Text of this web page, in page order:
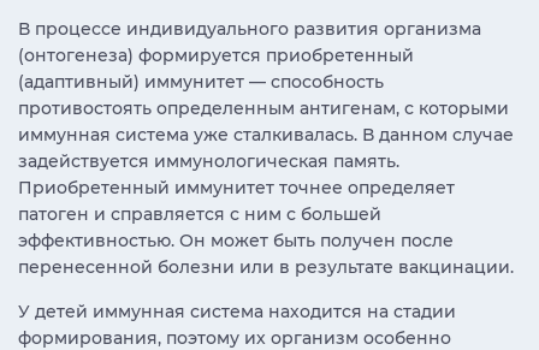
В процессе индивидуального развития организма
(онтогенеза) формируется приобретенный
(адаптивный) иммунитет — способность
противостоять определенным антигенам, с которыми
иммунная система уже сталкивалась. В данном случае
задействуется иммунологическая память.
Приобретенный иммунитет точнее определяет
патоген и справляется с ним с большей
эффективностью. Он может быть получен после
перенесенной болезни или в результате вакцинации.
У детей иммунная система находится на стадии
формирования, поэтому их организм особенно